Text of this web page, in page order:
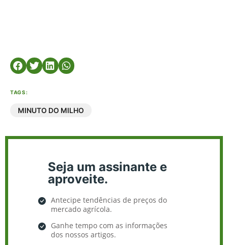
TAGS:
MINUTO DO MILHO
Seja um assinante e
aproveite.
Antecipe tendências de preços do
mercado agrícola.
Ganhe tempo com as informações
dos nossos artigos.